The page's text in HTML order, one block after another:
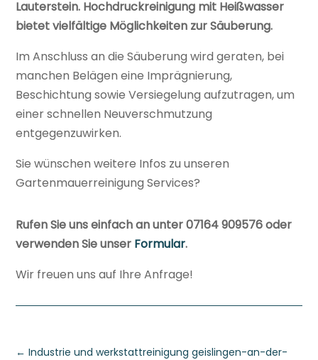
Lauterstein. Hochdruckreinigung mit Heißwasser
bietet vielfältige Möglichkeiten zur Säuberung.
Im Anschluss an die Säuberung wird geraten, bei
manchen Belägen eine Imprägnierung,
Beschichtung sowie Versiegelung aufzutragen, um
einer schnellen Neuverschmutzung
entgegenzuwirken.
Sie wünschen weitere Infos zu unseren
Gartenmauerreinigung Services?
Rufen Sie uns einfach an unter 07164 909576 oder
verwenden Sie unser Formular.
Wir freuen uns auf Ihre Anfrage!
←Industrie und werkstattreinigung geislingen-an-der-